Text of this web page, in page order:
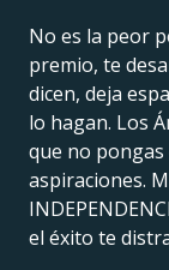
No es la peor
premio, te
dicen, deja
lo hagan. Los
que no pongas
aspiraciones.
el éxito te